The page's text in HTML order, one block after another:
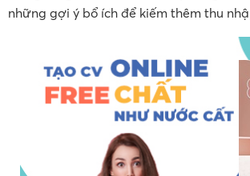
những gợi ý bổ ích để kiếm thêm thu